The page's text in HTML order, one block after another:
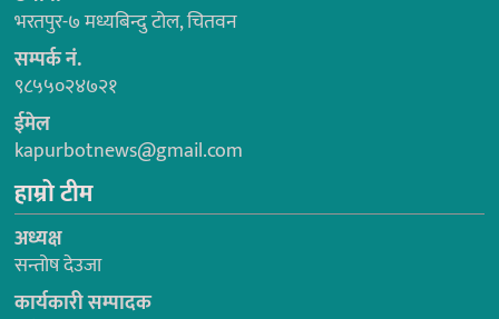
भरतपुर-७ मध्यबिन्दु टोल, चितवन
सम्पर्क नं.
९८५५०२४७२१
ईमेल
kapurbotnews@gmail.com
हाम्रो टीम
अध्यक्ष
सन्तोष देउजा
कार्यकारी सम्पादक